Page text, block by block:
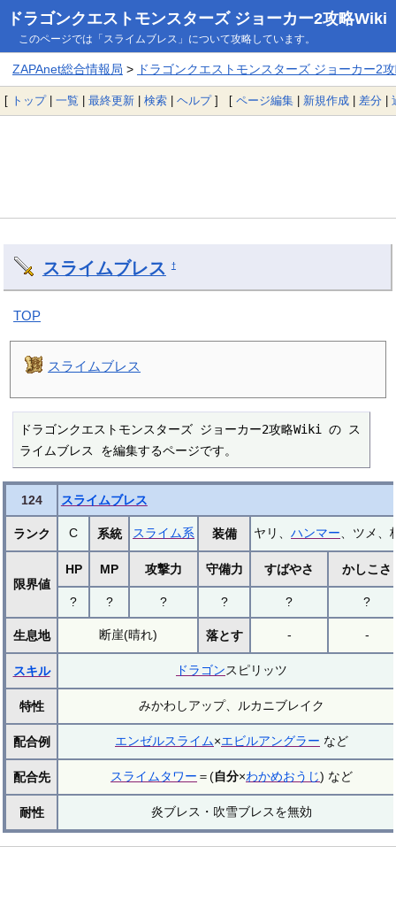
ドラゴンクエストモンスターズ ジョーカー2攻略Wiki
このページでは「スライムブレス」について攻略しています。
ZAPAnet総合情報局 > ドラゴンクエストモンスターズ ジョーカー2
[ トップ| 一覧 | 最終更新 | 検索 | ヘルプ] [ ページ編集 | 新規作成 | 差分 |
スライムブレス †
TOP
スライムブレス
ドラゴンクエストモンスターズ ジョーカー2攻略Wiki の ス
ライムブレス を編集するページです。
124 スライムブレス
ランク C 系統 スライム系 装備 ヤリ、 ハンマー、ツメ、
限界値
HP MP 攻撃力 守備力 すばやさ かしこさ
? ? ? ? ? ?
生息地 断崖(晴れ) 落とす - -
スキル ドラゴンスピリッツ
特性 みかわしアップ、ルカニブレイク
配合例 エンゼルスライム×エビルアングラー など
配合先 スライムタワー ＝(自分×わかめおうじ) など
耐性 炎ブレス・吹雪ブレスを無効